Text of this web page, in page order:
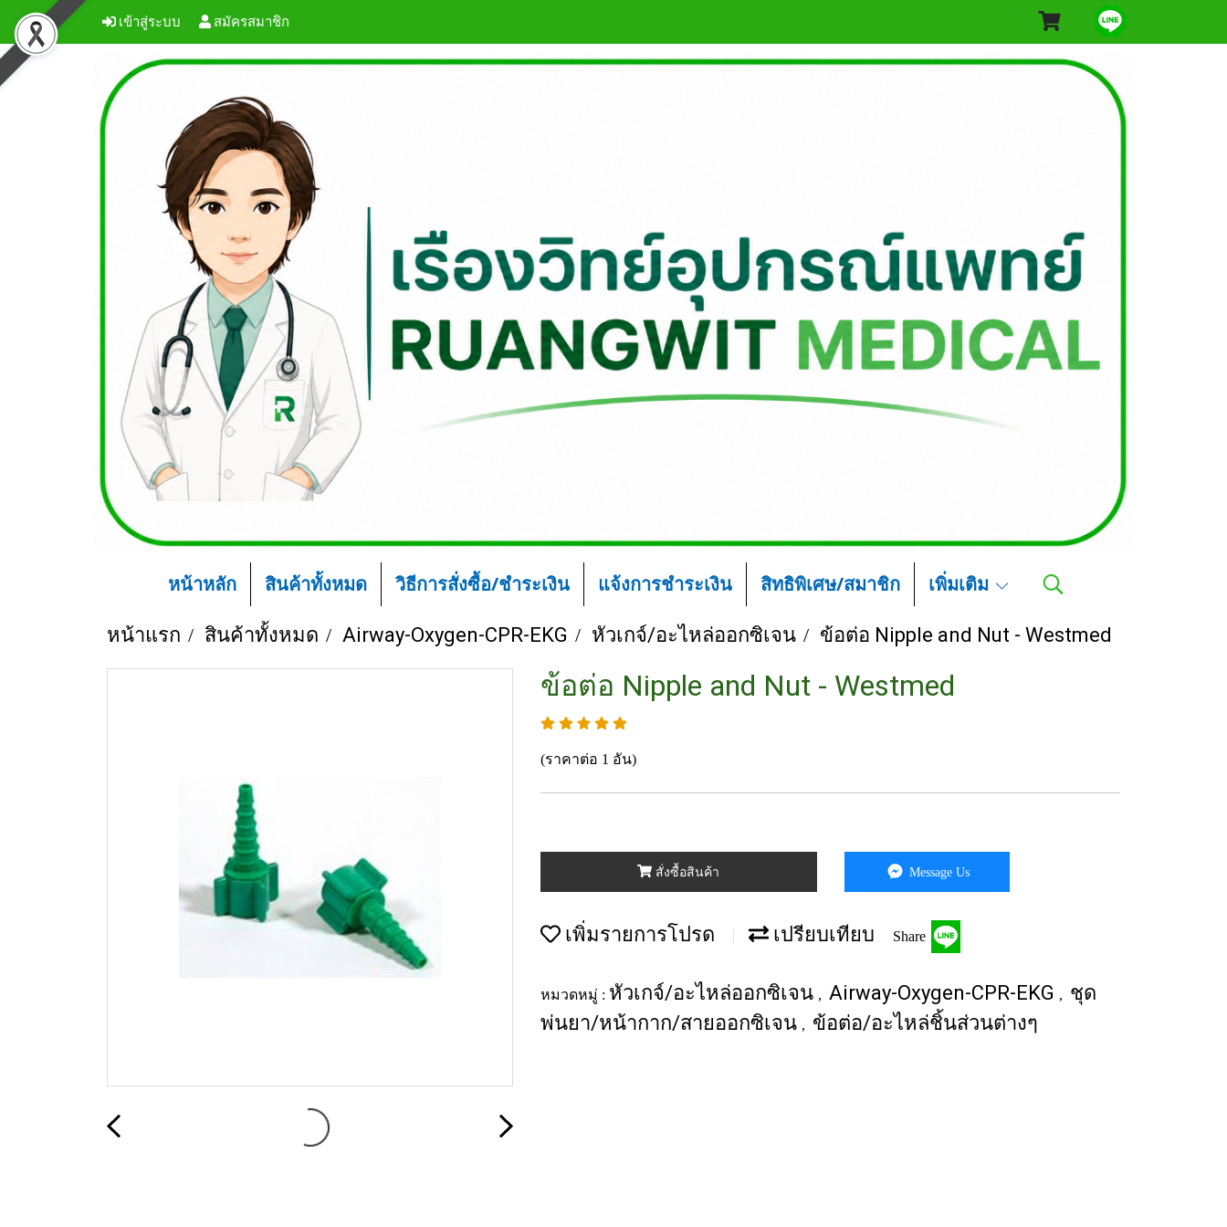
เข้าสู่ระบบ สมัครสมาชิก
หน้าหลัก สินค้าทั้งหมด วิธีการสั่งซื้อ/ชำระเงิน แจ้งการชำระเงิน สิทธิพิเศษ/สมาชิก เพิ่มเติม
หน้าแรก สินค้าทั้งหมด Airway-Oxygen-CPR-EKG หัวเกจ์/อะไหล่ออกซิเจน ข้อต่อ Nipple and Nut - Westmed
ข้อต่อ Nipple and Nut - Westmed
(ราคาต่อ 1 อัน)
สั่งซื้อสินค้า Message Us
เพิ่มรายการโปรด เปรียบเทียบ Share
หมวดหมู่ : หัวเกจ์/อะไหล่ออกซิเจน , Airway-Oxygen-CPR-EKG , ชุด
พ่นยา/หน้ากาก/สายออกซิเจน , ข้อต่อ/อะไหล่ชิ้นส่วนต่างๆ